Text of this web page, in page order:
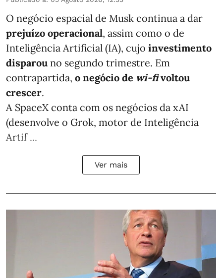
O negócio espacial de Musk continua a dar
prejuízo operacional, assim como o de
Inteligência Artificial (IA), cujo investimento
disparou no segundo trimestre. Em
contrapartida, o negócio de wi-fivoltou
crescer.
A SpaceX conta com os negócios da xAI
(desenvolve o Grok, motor de Inteligência
Artif ...
Ver mais